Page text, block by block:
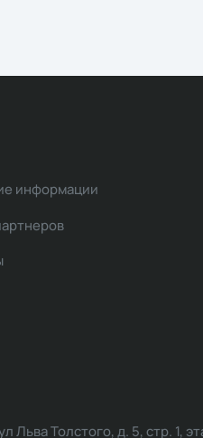
информации
Льва Толстого, д. 5, стр. 1,